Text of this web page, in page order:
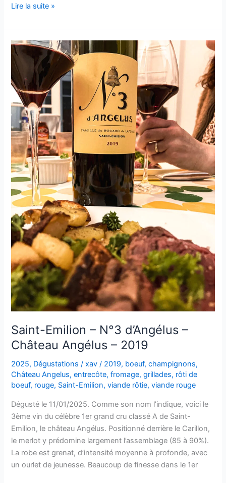
Vin
Pays
des
Coteaux
du
Salagou
–
L’Hérétique
–
Mas
des
Chimères
–
2006
Lire la suite »
Saint-Emilion – N°3 d’Angélus –
Château Angélus – 2019
2025, Dégustations /xav/ 2019, boeuf,champignons,
Château Angelus,entrecôte,fromage,grillades, rôti de
boeuf, rouge, Saint-Emilion,viande rôtie,viande rouge
Dégusté le 11/01/2025. Comme son nom l’indique, voici le
3ème vin du célèbre 1er grand cru classé A de Saint-
Emilion, le château Angélus. Positionné derrière le Carillon,
le merlot y prédomine largement l’assemblage (85 à 90%).
La robe est grenat, d’intensité moyenne à profonde, avec
un ourlet de jeunesse. Beaucoup de finesse dans le 1er